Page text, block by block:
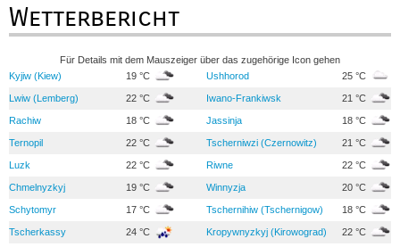
Wetterbericht
Für Details mit dem Mauszeiger über das zugehörige Icon gehen
Kyjiw (Kiew)
19 °C Ushhorod 25 °C
Lwiw (Lemberg) 22 °C Iwano-Frankiwsk 21 °C
Rachiw 18 °C Jassinja 18 °C
Ternopil 22 °C Tscherniwzi (Czernowitz) 21 °C
Luzk 22 °C Riwne 22 °C
Chmelnyzkyj 19 °C Winnyzja 20 °C
Schytomyr 17 °C Tschernihiw (Tschernigow) 18 °C
Tscherkassy 24 °C Kropywnyzkyj (Kirowograd) 22 °C